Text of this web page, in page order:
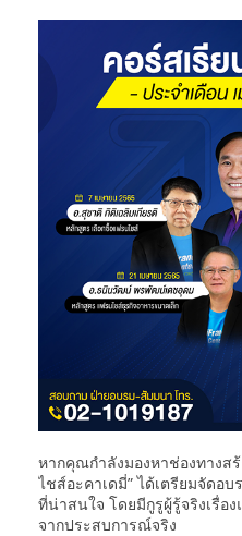
หากคุณกำลังมองหาช่องทางส
ไชส์อะคาเดมี่” ได้เตรียมจัดอ
ที่น่าสนใจ โดยมีกูรูผู้รู้จริงเรื่
จากประสบการณ์จริง